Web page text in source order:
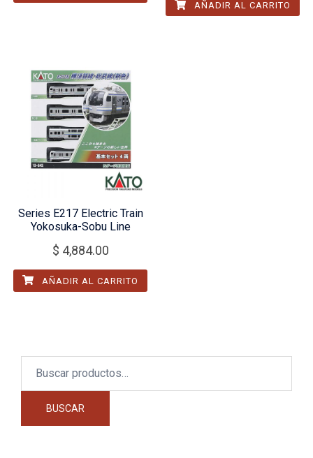
AÑADIR AL CARRITO
Series E217 Electric Train
Yokosuka-Sobu Line
$ 4,884.00
AÑADIR AL CARRITO
BUSCAR